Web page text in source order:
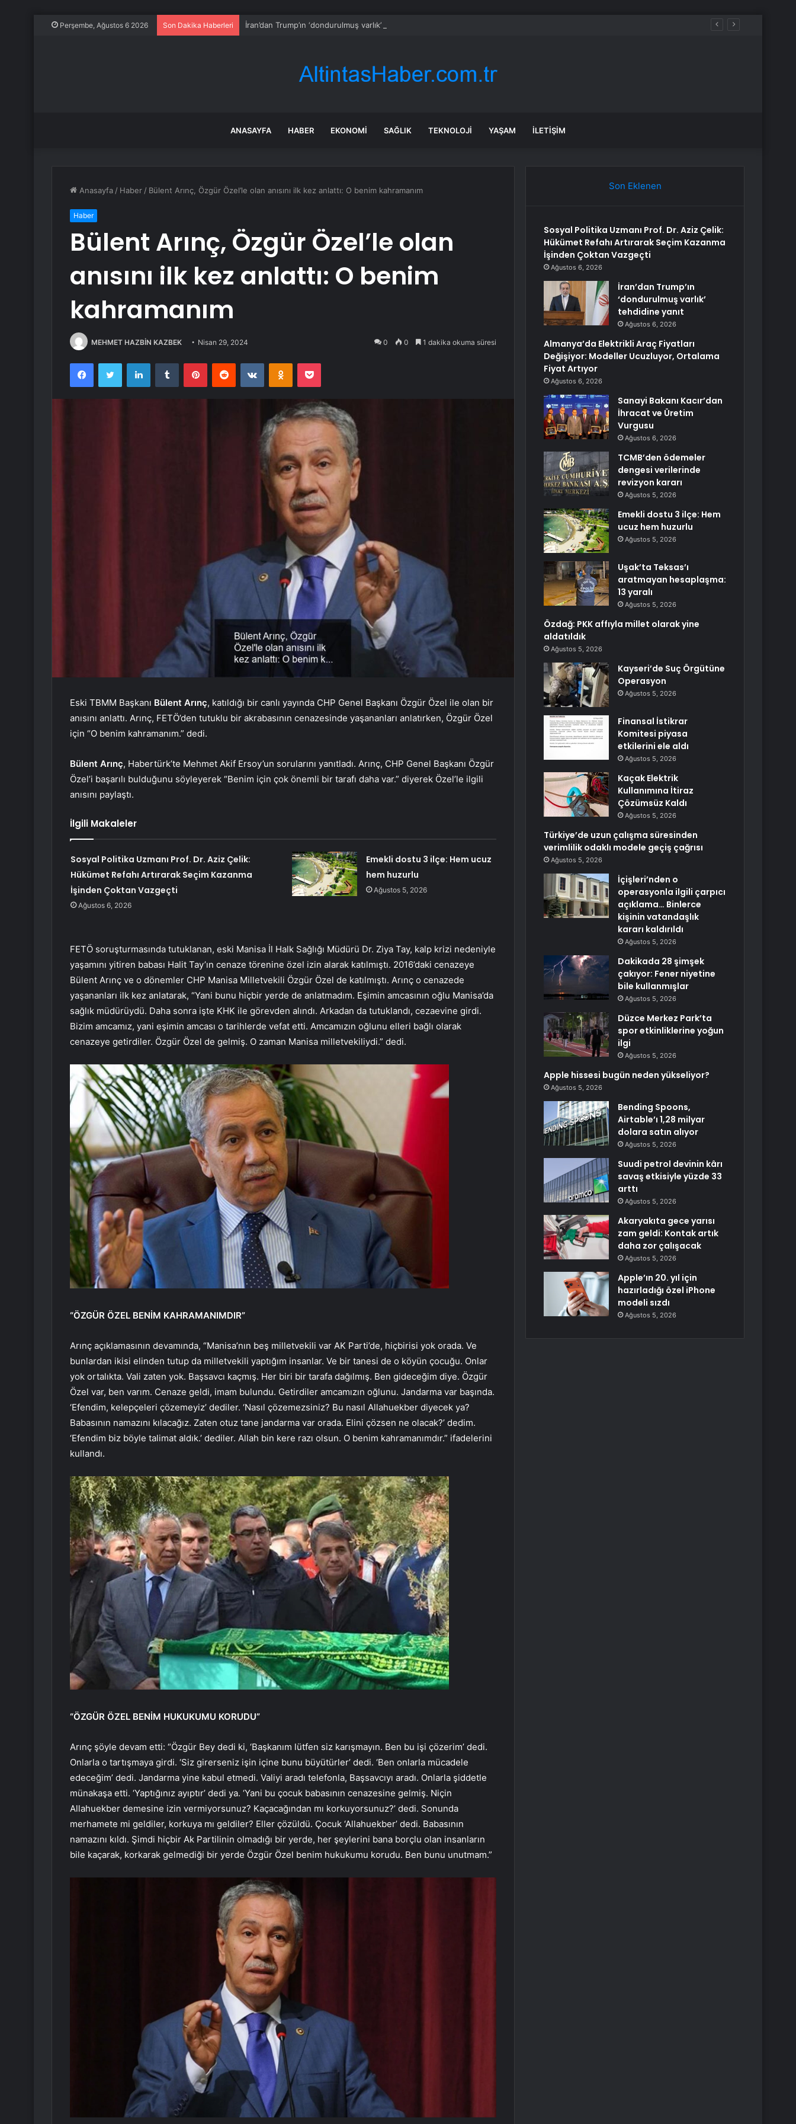
Perşembe, Ağustos 6 2026 Son Dakika Haberleri İran’dan Trump’ın ‘dondurulmuş varlık’ tehdidine yanıt
ANASAYFA HABER EKONOMI SAĞLIK TEKNOLOJI YAŞAM İLETIŞIM
Anasayfa / Haber / Bülent Arınç, Özgür Özel’le olan anısını ilk kez anlattı: O benim kahramanım
Haber
Bülent Arınç, Özgür Özel’le olan
anısını ilk kez anlattı: O benim
kahramanım
MEHMET HAZBİN KAZBEK Nisan 29, 2024 0 0 1 dakika okuma süresi
FacebookTwitter LinkedInTumblr PinterestReddit VKontakteOdnoklassniki
Pocket
Eski TBMM Başkanı Bülent Arınç, katıldığı bir canlı yayında CHP Genel Başkanı Özgür Özel ile olan bir
anısını anlattı. Arınç, FETÖ’den tutuklu bir akrabasının cenazesinde yaşananları anlatırken, Özgür Özel
için “O benim kahramanım.” dedi.
Bülent Arınç, Habertürk’te Mehmet Akif Ersoy’un sorularını yanıtladı. Arınç, CHP Genel Başkanı Özgür
Özel’i başarılı bulduğunu söyleyerek “Benim için çok önemli bir tarafı daha var.” diyerek Özel’le ilgili
anısını paylaştı.
İlgili Makaleler
Sosyal Politika Uzmanı Prof. Dr. Aziz Çelik:
Hükümet Refahı Artırarak Seçim Kazanma
İşinden Çoktan Vazgeçti
Ağustos 6, 2026
Emekli dostu 3 ilçe: Hem ucuz
hem huzurlu
Ağustos 5, 2026
FETÖ soruşturmasında tutuklanan, eski Manisa İl Halk Sağlığı Müdürü Dr. Ziya Tay, kalp krizi nedeniyle
yaşamını yitiren babası Halit Tay’ın cenaze törenine özel izin alarak katılmıştı. 2016’daki cenazeye
Bülent Arınç ve o dönemler CHP Manisa Milletvekili Özgür Özel de katılmıştı. Arınç o cenazede
yaşananları ilk kez anlatarak, “Yani bunu hiçbir yerde de anlatmadım. Eşimin amcasının oğlu Manisa’da
sağlık müdürüydü. Daha sonra işte KHK ile görevden alındı. Arkadan da tutuklandı, cezaevine girdi.
Bizim amcamız, yani eşimin amcası o tarihlerde vefat etti. Amcamızın oğlunu elleri bağlı olarak
cenazeye getirdiler. Özgür Özel de gelmiş. O zaman Manisa milletvekiliydi.” dedi.
“ÖZGÜR ÖZEL BENİM KAHRAMANIMDIR”
Arınç açıklamasının devamında, “Manisa’nın beş milletvekili var AK Parti’de, hiçbirisi yok orada. Ve
bunlardan ikisi elinden tutup da milletvekili yaptığım insanlar. Ve bir tanesi de o köyün çocuğu. Onlar
yok ortalıkta. Vali zaten yok. Başsavcı kaçmış. Her biri bir tarafa dağılmış. Ben gideceğim diye. Özgür
Özel var, ben varım. Cenaze geldi, imam bulundu. Getirdiler amcamızın oğlunu. Jandarma var başında.
‘Efendim, kelepçeleri çözemeyiz’ dediler. ‘Nasıl çözemezsiniz? Bu nasıl Allahuekber diyecek ya?
Babasının namazını kılacağız. Zaten otuz tane jandarma var orada. Elini çözsen ne olacak?’ dedim.
‘Efendim biz böyle talimat aldık.’ dediler. Allah bin kere razı olsun. O benim kahramanımdır.” ifadelerini
kullandı.
“ÖZGÜR ÖZEL BENİM HUKUKUMU KORUDU”
Arınç şöyle devam etti: “Özgür Bey dedi ki, ‘Başkanım lütfen siz karışmayın. Ben bu işi çözerim’ dedi.
Onlarla o tartışmaya girdi. ‘Siz girerseniz işin içine bunu büyütürler’ dedi. ‘Ben onlarla mücadele
edeceğim’ dedi. Jandarma yine kabul etmedi. Valiyi aradı telefonla, Başsavcıyı aradı. Onlarla şiddetle
münakaşa etti. ‘Yaptığınız ayıptır’ dedi ya. ‘Yani bu çocuk babasının cenazesine gelmiş. Niçin
Allahuekber demesine izin vermiyorsunuz? Kaçacağından mı korkuyorsunuz?’ dedi. Sonunda
merhamete mi geldiler, korkuya mı geldiler? Eller çözüldü. Çocuk ‘Allahuekber’ dedi. Babasının
namazını kıldı. Şimdi hiçbir Ak Partilinin olmadığı bir yerde, her şeylerini bana borçlu olan insanların
bile kaçarak, korkarak gelmediği bir yerde Özgür Özel benim hukukumu korudu. Ben bunu unutmam.”
Son Eklenen
Sosyal Politika Uzmanı Prof. Dr. Aziz Çelik:
Hükümet Refahı Artırarak Seçim Kazanma
İşinden Çoktan Vazgeçti
Ağustos 6, 2026
İran’dan Trump’ın
‘dondurulmuş varlık’
tehdidine yanıt
Ağustos 6, 2026
Almanya’da Elektrikli Araç Fiyatları
Değişiyor: Modeller Ucuzluyor, Ortalama
Fiyat Artıyor
Ağustos 6, 2026
Sanayi Bakanı Kacır’dan
İhracat ve Üretim
Vurgusu
Ağustos 6, 2026
TCMB’den ödemeler
dengesi verilerinde
revizyon kararı
Ağustos 5, 2026
Emekli dostu 3 ilçe: Hem
ucuz hem huzurlu
Ağustos 5, 2026
Uşak’ta Teksas’ı
aratmayan hesaplaşma:
13 yaralı
Ağustos 5, 2026
Özdağ: PKK affıyla millet olarak yine
aldatıldık
Ağustos 5, 2026
Kayseri’de Suç Örgütüne
Operasyon
Ağustos 5, 2026
Finansal İstikrar
Komitesi piyasa
etkilerini ele aldı
Ağustos 5, 2026
Kaçak Elektrik
Kullanımına İtiraz
Çözümsüz Kaldı
Ağustos 5, 2026
Türkiye’de uzun çalışma süresinden
verimlilik odaklı modele geçiş çağrısı
Ağustos 5, 2026
İçişleri’nden o
operasyonla ilgili çarpıcı
açıklama… Binlerce
kişinin vatandaşlık
kararı kaldırıldı
Ağustos 5, 2026
Dakikada 28 şimşek
çakıyor: Fener niyetine
bile kullanmışlar
Ağustos 5, 2026
Düzce Merkez Park’ta
spor etkinliklerine yoğun
ilgi
Ağustos 5, 2026
Apple hissesi bugün neden yükseliyor?
Ağustos 5, 2026
Bending Spoons,
Airtable’ı 1,28 milyar
dolara satın alıyor
Ağustos 5, 2026
Suudi petrol devinin kârı
savaş etkisiyle yüzde 33
arttı
Ağustos 5, 2026
Akaryakıta gece yarısı
zam geldi: Kontak artık
daha zor çalışacak
Ağustos 5, 2026
Apple’ın 20. yıl için
hazırladığı özel iPhone
modeli sızdı
Ağustos 5, 2026